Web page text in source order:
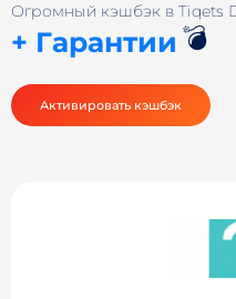
Огромный кэшбэк в Tiqets
+ Гарантии 💣
Активировать кэшбэк